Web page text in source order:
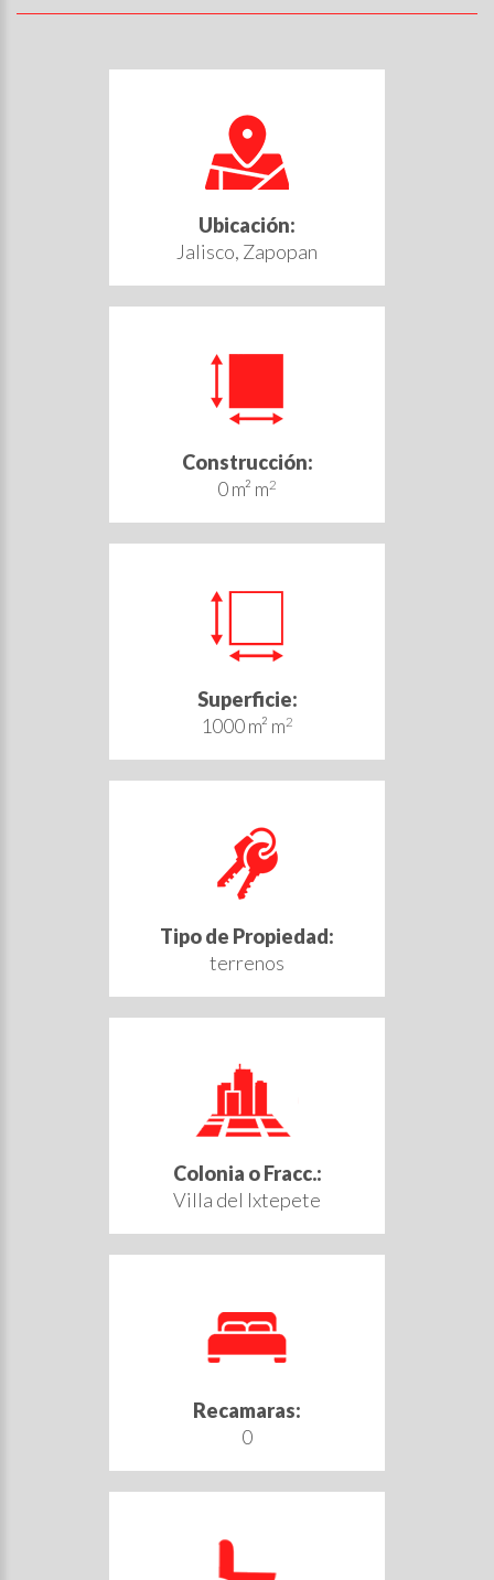
Ubicación:
Jalisco, Zapopan
Construcción:
0 m² m2
Superficie:
1000 m² m2
Tipo de Propiedad:
terrenos
Colonia o Fracc.:
Villa del Ixtepete
Recamaras:
0